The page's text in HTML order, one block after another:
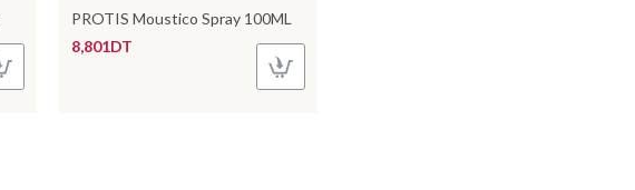
PROTIS Moustico Spray 100ML
8,801DT